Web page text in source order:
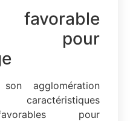
pour
agglomération
pour